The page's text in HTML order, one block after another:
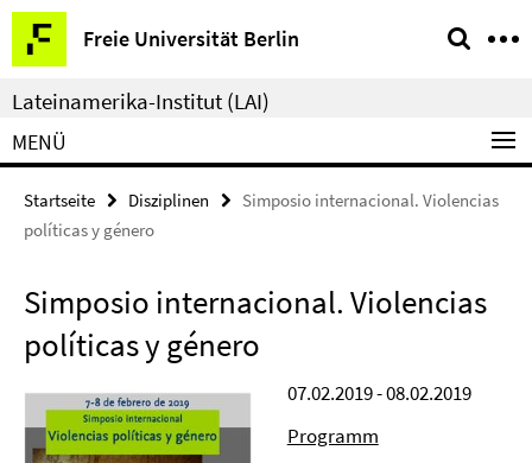
Springe
direkt
zu
Inhalt
Freie Universität Berlin
Service-
Navigation
Lateinamerika-Institut (LAI)
MENÜ
Startseite Disziplinen
Simposio internacional. Violencias
políticas y género
Simposio internacional. Violencias
políticas y género
07.02.2019 - 08.02.2019
Programm